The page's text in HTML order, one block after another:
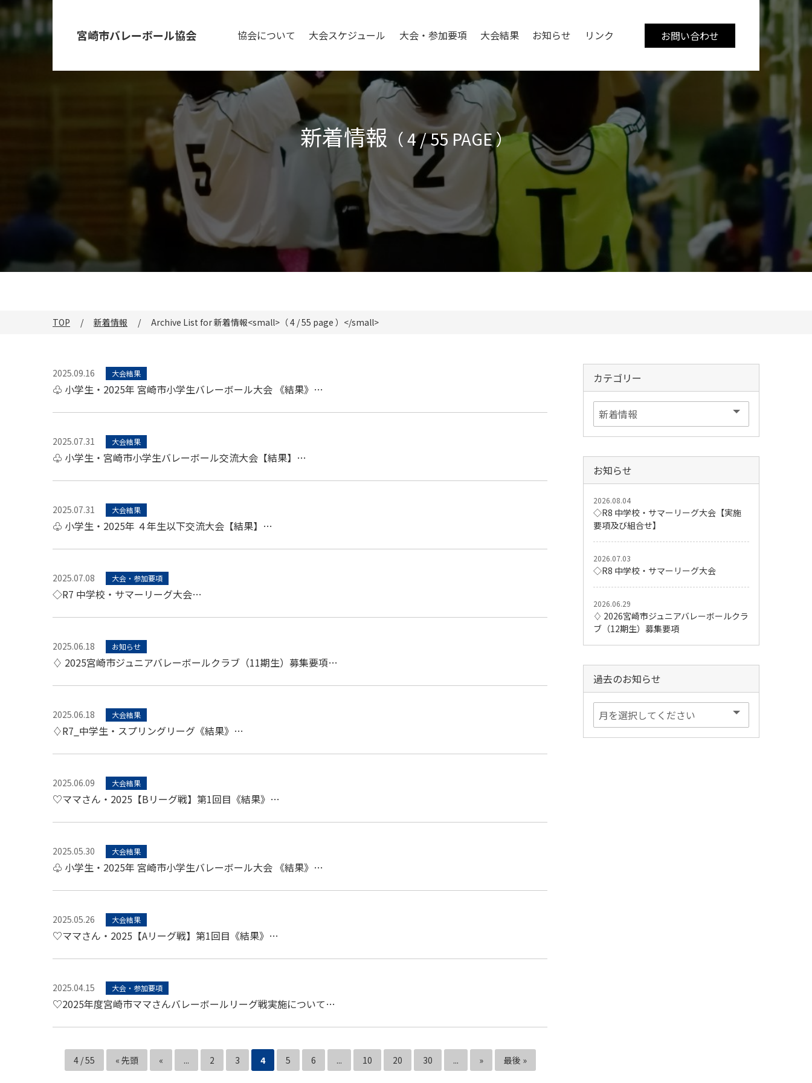
宮崎市バレーボール協会 協会について 大会スケジュール 大会・参加要項 大会結果 お知らせ リンク お問い合わせ
新着情報 （ 4 / 55 PAGE ）
TOP 新着情報 Archive List for 新着情報<small>（ 4 / 55 page ）</small>
2025.09.16 大会結果
♧ 小学生・2025年 宮崎市小学生バレーボール大会 《結果》…
2025.07.31 大会結果
♧ 小学生・宮崎市小学生バレーボール交流大会【結果】…
2025.07.31 大会結果
♧ 小学生・2025年 ４年生以下交流大会【結果】…
2025.07.08 大会・参加要項
◇R7 中学校・サマーリーグ大会…
2025.06.18 お知らせ
♢ 2025宮崎市ジュニアバレーボールクラブ（11期生）募集要項…
2025.06.18 大会結果
♢R7_中学生・スプリングリーグ《結果》…
2025.06.09 大会結果
♡ママさん・2025【Bリーグ戦】第1回目《結果》…
2025.05.30 大会結果
♧ 小学生・2025年 宮崎市小学生バレーボール大会 《結果》…
2025.05.26 大会結果
♡ママさん・2025【Aリーグ戦】第1回目《結果》…
2025.04.15 大会・参加要項
♡2025年度宮崎市ママさんバレーボールリーグ戦実施について…
4 / 55 « 先頭 « ... 2 3 4 5 6 ... 10 20 30 ... » 最後 »
カテゴリー
お知らせ
2026.08.04
◇R8 中学校・サマーリーグ大会【実施
要項及び組合せ】
2026.07.03
◇R8 中学校・サマーリーグ大会
2026.06.29
♢ 2026宮崎市ジュニアバレーボールクラ
ブ（12期生）募集要項
過去のお知らせ